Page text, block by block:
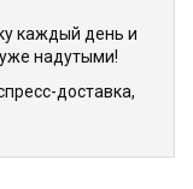
каждый день и
надутыми!
доставка,